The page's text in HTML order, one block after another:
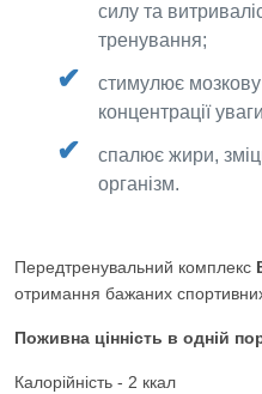
силу та
тренування;
стимулює
концентрації
спалює жири,
організм.
Передтренувальний комплекс
отримання бажаних спортивних
Поживна цінність в одній
Калорійність - 2 ккал